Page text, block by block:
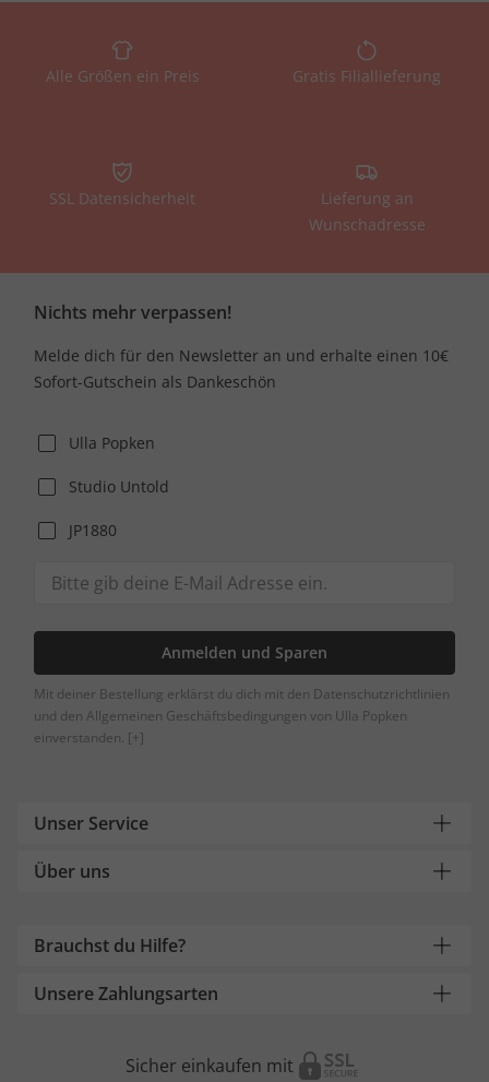
Alle Größen ein Preis Gratis Filiallieferung
SSL Datensicherheit
Lieferung an
Wunschadresse
Nichts mehr verpassen!
Melde dich für den Newsletter an und erhalte einen 10€
Sofort-Gutschein als Dankeschön
Ulla Popken
Studio Untold
JP1880
Anmelden und Sparen
Mit deiner Bestellung erklärst du dich mit den Datenschutzrichtlinien
und den Allgemeinen Geschäftsbedingungen von Ulla Popken
einverstanden. [+]
Unser Service
Über uns
Brauchst du Hilfe?
Unsere Zahlungsarten
Sicher einkaufen mit